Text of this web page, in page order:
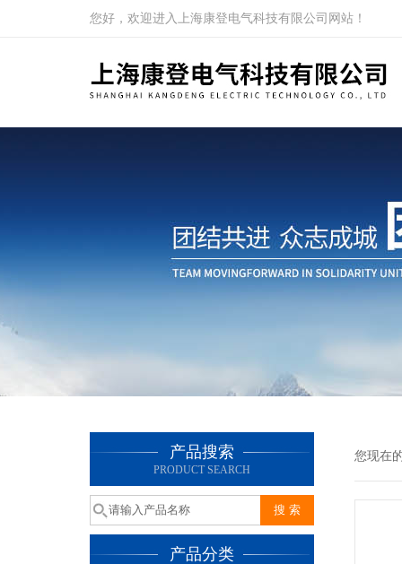
您好，欢迎进入上海康登电气科技有限公司网站！
产品搜索
PRODUCT SEARCH
产品分类
您现在